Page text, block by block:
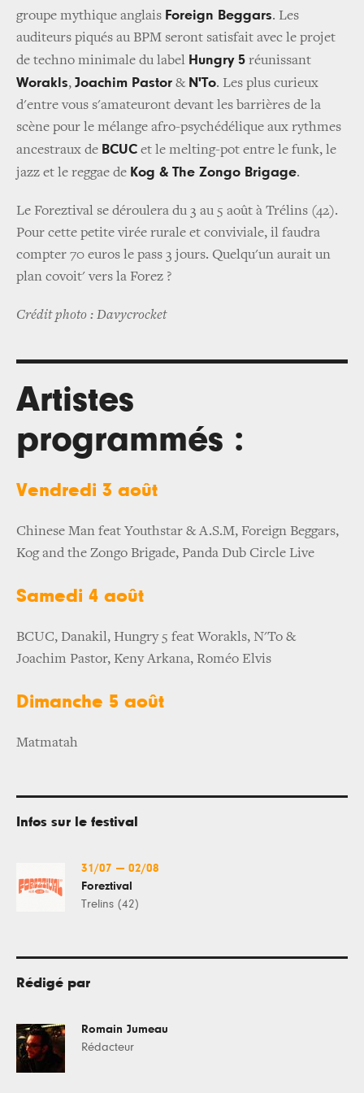
groupe mythique anglais Foreign Beggars. Les
auditeurs piqués au BPM seront satisfait avec le projet
de techno minimale du label Hungry 5 réunissant
Worakls, Joachim Pastor & N'To. Les plus curieux
d'entre vous s'amateuront devant les barrières de la
scène pour le mélange afro-psychédélique aux rythmes
ancestraux de BCUC et le melting-pot entre le funk, le
jazz et le reggae de Kog & The Zongo Brigage.
Le Foreztival se déroulera du 3 au 5 août à Trélins (42).
Pour cette petite virée rurale et conviviale, il faudra
compter 70 euros le pass 3 jours. Quelqu'un aurait un
plan covoit' vers la Forez ?
Crédit photo : Davycrocket
Artistes
programmés :
Vendredi 3 août
Chinese Man feat Youthstar & A.S.M, Foreign Beggars,
Kog and the Zongo Brigade, Panda Dub Circle Live
Samedi 4 août
BCUC, Danakil, Hungry 5 feat Worakls, N'To &
Joachim Pastor, Keny Arkana, Roméo Elvis
Dimanche 5 août
Matmatah
Infos sur le festival
31/07 — 02/08
Foreztival
Trelins (42)
Rédigé par
Romain Jumeau
Rédacteur